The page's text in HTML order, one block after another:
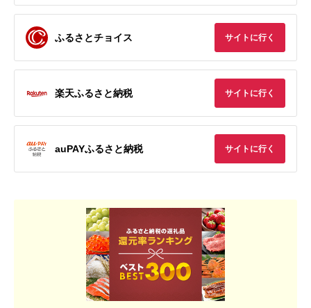
ふるさとチョイス サイトに行く
楽天ふるさと納税 サイトに行く
auPAYふるさと納税 サイトに行く